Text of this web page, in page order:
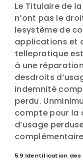
Le Titulaire de
n’ont pas le
lesystème de
applications et
tellepratique
à une
desdroits
indemnité
perdu.
compte pour la
d’usage
5.9 Identification